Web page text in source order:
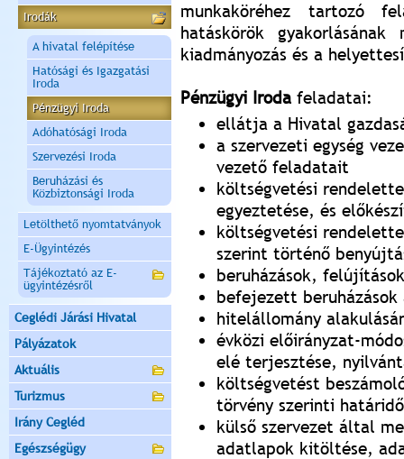
Irodák
A hivatal felépítése
Hatósági és Igazgatási
Iroda
Pénzügyi Iroda
Adóhatósági Iroda
Szervezési Iroda
Beruházási és
Közbiztonsági Iroda
Letölthető nyomtatványok
E-Ügyintézés
Tájékoztató az E-
ügyintézésről
Ceglédi Járási Hivatal
Pályázatok
Aktuális
Turizmus
Irány Cegléd
Egészségügy
munkaköréhez tartozó
hatáskörök
kiadmányozás és a
Pénzügyi Iroda feladatai:
ellátja a Hivatal
a szervezeti egység
vezető feladatait
költségvetési
egyeztetése, és
költségvetési
szerint történő
beruházások,
befejezett beruházások
hitelállomány
évközi előirányzat-
elé terjesztése,
költségvetést
törvény szerinti
külső szervezet által
adatlapok kitöltése,